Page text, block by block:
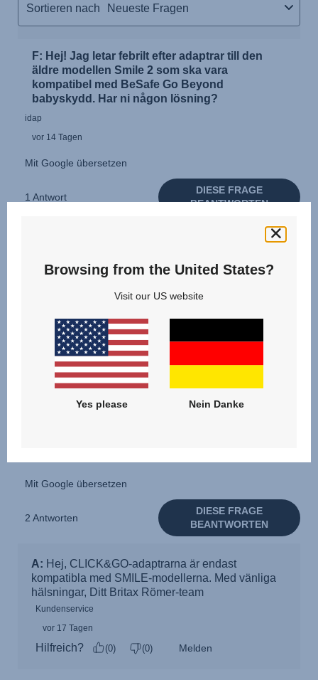
Browsing from the United States?
Visit our US website
Yes please Nein Danke